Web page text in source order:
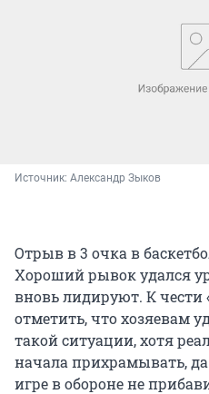
Источник: Александр Зыков
Отрыв в 3 очка в
Хороший рывок удался
вновь лидируют. К чести
отметить, что хозяевам
такой ситуации, хотя
начала прихрамывать,
игре в обороне не